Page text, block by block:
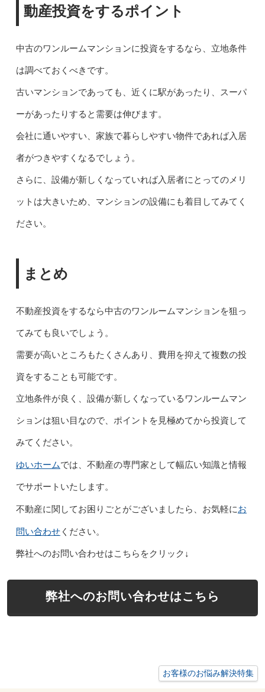
動産投資をするポイント
中古のワンルームマンションに投資をするなら、立地条件
は調べておくべきです。
古いマンションであっても、近くに駅があったり、スーパ
ーがあったりすると需要は伸びます。
会社に通いやすい、家族で暮らしやすい物件であれば入居
者がつきやすくなるでしょう。
さらに、設備が新しくなっていれば入居者にとってのメリ
ットは大きいため、マンションの設備にも着目してみてく
ださい。
まとめ
不動産投資をするなら中古のワンルームマンションを狙っ
てみても良いでしょう。
需要が高いところもたくさんあり、費用を抑えて複数の投
資をすることも可能です。
立地条件が良く、設備が新しくなっているワンルームマン
ションは狙い目なので、ポイントを見極めてから投資して
みてください。
ゆいホームでは、不動産の専門家として幅広い知識と情報
でサポートいたします。
不動産に関してお困りごとがございましたら、お気軽にお
問い合わせください。
弊社へのお問い合わせはこちらをクリック↓
弊社へのお問い合わせはこちら
お客様のお悩み解決特集